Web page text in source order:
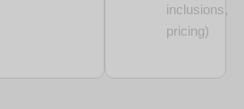
inclusions,
pricing) ​